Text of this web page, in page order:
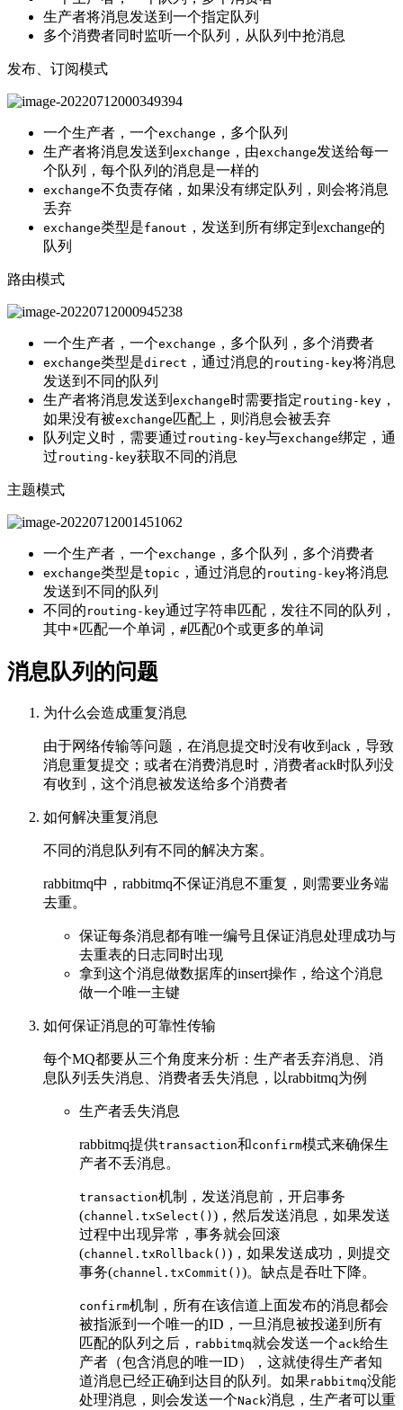
生产者将消息发送到一个指定队列
多个消费者同时监听一个队列，从队列中抢消息
发布、订阅模式
一个生产者，一个exchange ，多个队列
生产者将消息发送到 exchange ，由exchange发送给每一
个队列，每个队列的消息是一样的
exchange不负责存储，如果没有绑定队列，则会将消息
丢弃
exchange类型是fanout ，发送到所有绑定到exchange的
队列
路由模式
一个生产者，一个exchange ，多个队列，多个消费者
exchange类型是direct ，通过消息的 routing-key将消息
发送到不同的队列
生产者将消息发送到 exchange时需要指定 routing-key ，
如果没有被exchange 匹配上，则消息会被丢弃
队列定义时，需要通过 routing-key与exchange绑定，通
过 routing-key获取不同的消息
主题模式
一个生产者，一个exchange ，多个队列，多个消费者
exchange类型是topic ，通过消息的 routing-key将消息
发送到不同的队列
不同的 routing-key通过字符串匹配，发往不同的队列，
其中 * 匹配一个单词， #匹配0个或更多的单词
消息队列的问题
为什么会造成重复消息
由于网络传输等问题，在消息提交时没有收到ack，导致
消息重复提交；或者在消费消息时，消费者ack时队列没
有收到，这个消息被发送给多个消费者
如何解决重复消息
不同的消息队列有不同的解决方案。
rabbitmq中，rabbitmq不保证消息不重复，则需要业务端
去重。
保证每条消息都有唯一编号且保证消息处理成功与
去重表的日志同时出现
拿到这个消息做数据库的insert操作，给这个消息
做一个唯一主键
如何保证消息的可靠性传输
每个MQ都要从三个角度来分析：生产者丢弃消息、消
息队列丢失消息、消费者丢失消息，以rabbitmq为例
生产者丢失消息
rabbitmq提供transaction和confirm模式来确保生
产者不丢消息。
transaction机制，发送消息前，开启事务
(channel.txSelect() )，然后发送消息，如果发送
过程中出现异常，事务就会回滚
(channel.txRollback() )，如果发送成功，则提交
事务(channel.txCommit() )。缺点是吞吐下降。
confirm机制，所有在该信道上面发布的消息都会
被指派到一个唯一的ID，一旦消息被投递到所有
匹配的队列之后， rabbitmq就会发送一个ack给生
产者（包含消息的唯一ID），这就使得生产者知
道消息已经正确到达目的队列。如果rabbitmq没能
处理消息，则会发送一个Nack消息，生产者可以重